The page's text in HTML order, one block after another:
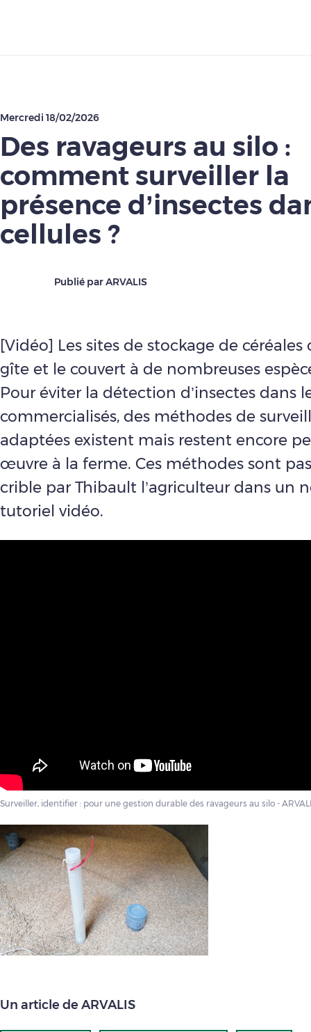
Mercredi 18/02/2026
Des ravageurs au silo :
comment surveiller la
présence d’insectes
cellules ?
Publié par ARVALIS
[Vidéo] Les sites de stockage de
gîte et le couvert à de nombreuses
Pour éviter la détection d’insectes dans
commercialisés, des méthodes de
adaptées existent mais restent encore
œuvre à la ferme. Ces méthodes sont
crible par Thibault l’agriculteur dans un
tutoriel vidéo.
Surveiller, identifier : pour une gestion durable des ravageurs au silo -
Un article de ARVALIS